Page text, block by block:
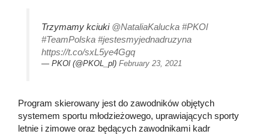
Trzymamy kciuki @NataliaKalucka #PKOl
#TeamPolska #jestesmyjednadruzyna
https://t.co/sxL5ye4Ggq
— PKOl (@PKOL_pl) February 23, 2021
Program skierowany jest do zawodników objętych
systemem sportu młodzieżowego, uprawiających sporty
letnie i zimowe oraz będących zawodnikami kadr